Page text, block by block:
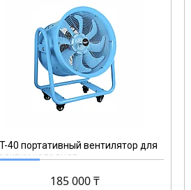
40 портативный вентилятор для
колодцев
185 000 ₸
SHT-50